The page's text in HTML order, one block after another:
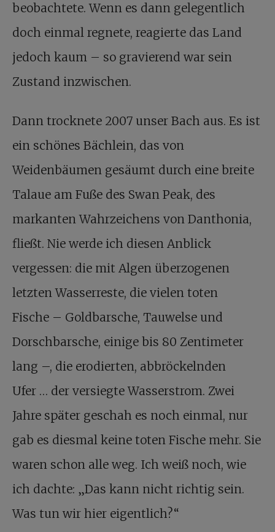
beobachtete. Wenn es dann gelegentlich
doch einmal regnete, reagierte das Land
jedoch kaum – so gravierend war sein
Zustand inzwischen.
Dann trocknete 2007 unser Bach aus. Es ist
ein schönes Bächlein, das von
Weidenbäumen gesäumt durch eine breite
Talaue am Fuße des Swan Peak, des
markanten Wahrzeichens von Danthonia,
fließt. Nie werde ich diesen Anblick
vergessen: die mit Algen überzogenen
letzten Wasserreste, die vielen toten
Fische – Goldbarsche, Tauwelse und
Dorschbarsche, einige bis 80 Zentimeter
lang –, die erodierten, abbröckelnden
Ufer … der versiegte Wasserstrom. Zwei
Jahre später geschah es noch einmal, nur
gab es diesmal keine toten Fische mehr. Sie
waren schon alle weg. Ich weiß noch, wie
ich dachte: „Das kann nicht richtig sein.
Was tun wir hier eigentlich?“